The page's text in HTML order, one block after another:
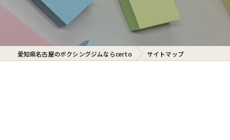
ボディメイク
ダイエット
愛知県名古屋のボクシングジムならcerto サイトマップ